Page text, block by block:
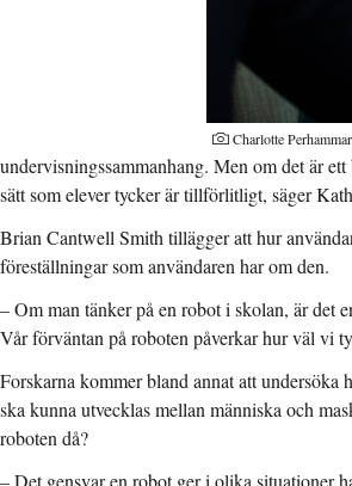
Charlotte Perhammar
undervisningssammanhang. Men om det är
sätt som elever tycker är tillförlitligt, säger
Brian Cantwell Smith tillägger att hur
föreställningar som användaren har om den.
– Om man tänker på en robot i skolan, är det
Vår förväntan på roboten påverkar hur väl vi
Forskarna kommer bland annat att
ska kunna utvecklas mellan människa och
roboten då?